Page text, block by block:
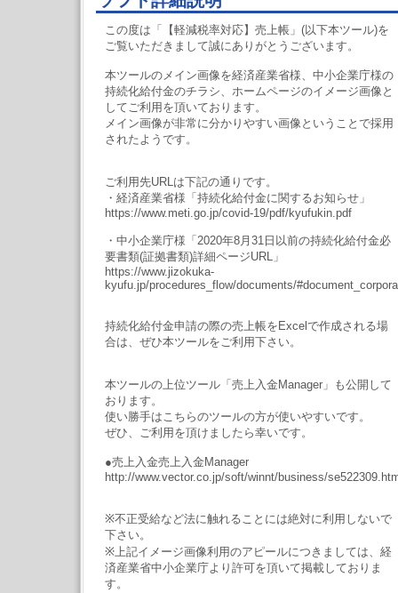
この度は「【軽減税率対応】売上帳」(以下本ツール)を
ご覧いただきまして誠にありがとうございます。
本ツールのメイン画像を経済産業省様、中小企業庁様の
持続化給付金のチラシ、ホームページのイメージ画像と
してご利用を頂いております。
メイン画像が非常に分かりやすい画像ということで採用
されたようです。
ご利用先URLは下記の通りです。
・経済産業省様「持続化給付金に関するお知らせ」
https://www.meti.go.jp/covid-19/pdf/kyufukin.pdf
・中小企業庁様「2020年8月31日以前の持続化給付金必
要書類(証拠書類)詳細ページURL」
https://www.jizokuka-
kyufu.jp/procedures_flow/documents/
持続化給付金申請の際の売上帳をExcelで作成される場
合は、ぜひ本ツールをご利用下さい。
本ツールの上位ツール「売上入金Manager」も公開して
おります。
使い勝手はこちらのツールの方が使いやすいです。
ぜひ、ご利用を頂けましたら幸いです。
●売上入金売上入金Manager
http://www.vector.co.jp/soft/winnt/business/
※不正受給など法に触れることには絶対に利用しないで
下さい。
※上記イメージ画像利用のアピールにつきましては、経
済産業省中小企業庁より許可を頂いて掲載しておりま
す。